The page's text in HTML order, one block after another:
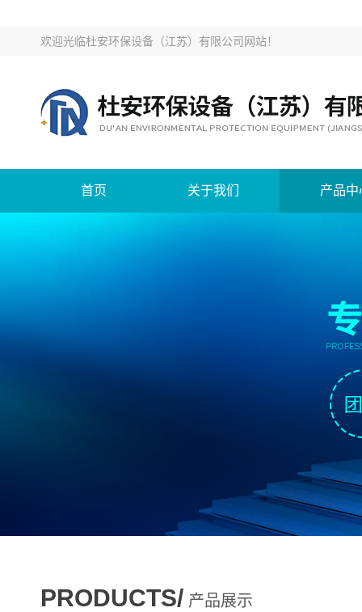
欢迎光临杜安环保设备（江苏）有限公司网站！
首页 关于我们 产品中
PRODUCTS/ 产品展示